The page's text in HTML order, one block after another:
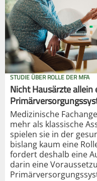
STUDIE ÜBER ROLLE DER MFA
Nicht Hausärzte
Medizinische
mehr als klassische
spielen sie in der
bislang kaum eine
fordert deshalb eine
darin eine